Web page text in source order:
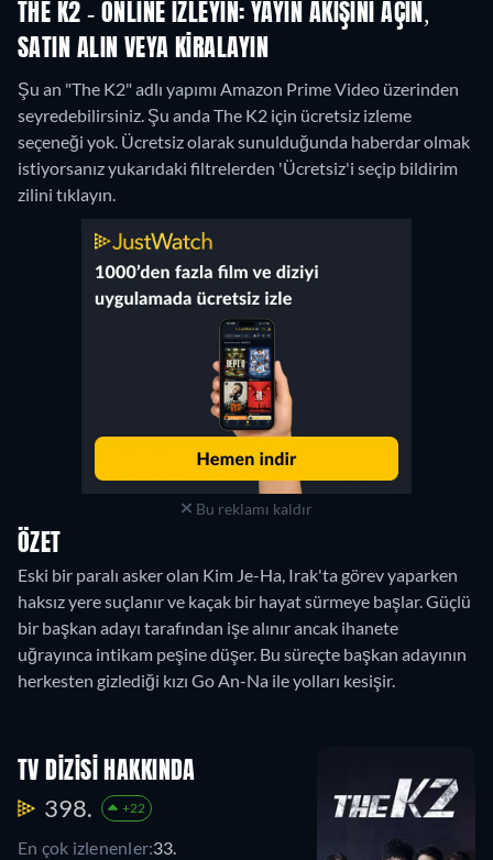
THE K2 - ONLINE IZLEYIN: YAYIN AKIŞINI AÇIN,
SATIN ALIN VEYA KIRALAYIN
Şu an "The K2" adlı yapımı Amazon Prime Video üzerinden
seyredebilirsiniz. Şu anda The K2 için ücretsiz izleme
seçeneği yok. Ücretsiz olarak sunulduğunda haberdar olmak
istiyorsanız yukarıdaki filtrelerden 'Ücretsiz'i seçip bildirim
zilini tıklayın.
Bu reklamı kaldır
ÖZET
Eski bir paralı asker olan Kim Je-Ha, Irak'ta görev yaparken
haksız yere suçlanır ve kaçak bir hayat sürmeye başlar. Güçlü
bir başkan adayı tarafından işe alınır ancak ihanete
uğrayınca intikam peşine düşer. Bu süreçte başkan adayının
herkesten gizlediği kızı Go An-Na ile yolları kesişir.
TV DIZISI HAKKINDA
398. +22
En çok izlenenler:33.